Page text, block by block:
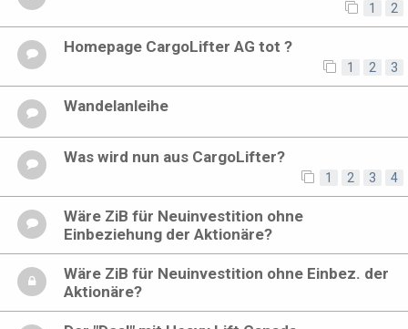
1 2
Homepage CargoLifter AG tot ?
1 2 3
Wandelanleihe
Was wird nun aus CargoLifter?
1 2 3 4
Wäre ZiB für Neuinvestition ohne
Einbeziehung der Aktionäre?
Wäre ZiB für Neuinvestition ohne Einbez. der
Aktionäre?